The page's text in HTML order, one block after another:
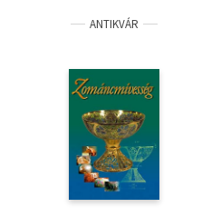
ANTIKVÁR